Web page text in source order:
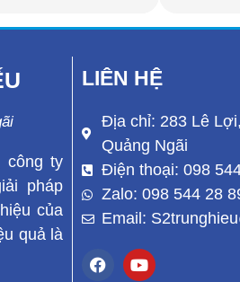
công ty
pháp
của
quả là
LIÊN HỆ
Địa chỉ: 283 Lê
Quảng Ngãi
Điện thoại: 098
Zalo: 098 544 28
Email:
F
a
Y
o